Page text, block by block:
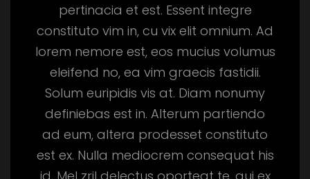
pertinacia et est. Essent integre
constituto vim in, cu vix elit omnium. Ad
lorem nemore est, eos mucius volumus
eleifend no, ea vim graecis fastidii.
Solum euripidis vis at. Diam nonumy
definiebas est in. Alterum partiendo
ad eum, altera prodesset constituto
est ex. Nulla mediocrem consequat his
id. Mel zril delectus oporteat te, qui ex